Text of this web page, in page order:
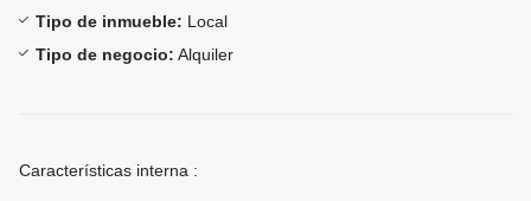
Tipo de inmueble: Local
Tipo de negocio: Alquiler
Características interna :